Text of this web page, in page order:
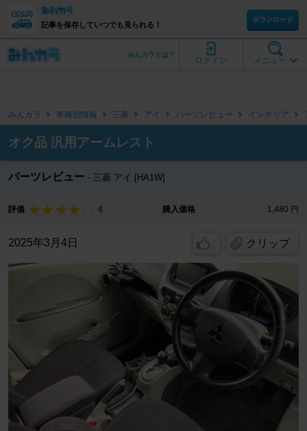
記事を保存していつでも見られる！
ダウンロード
メニュー
ログイン
みんカラとは？
みんカラ 車種別情報 三菱 アイ パーツレビュー インテリア
オク品 汎用アームレスト
パーツレビュー 三菱 アイ [HA1W]
評価 4 購入価格 1,480 円
2025年3月4日 クリップ